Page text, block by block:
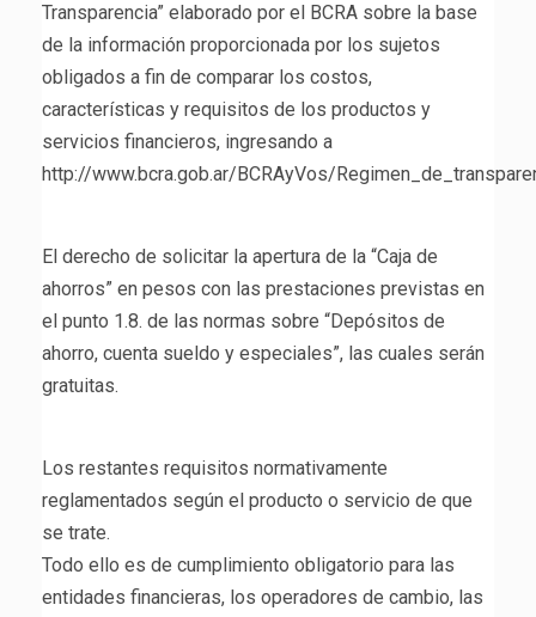
Transparencia” elaborado por el BCRA sobre la base
de la información proporcionada por los sujetos
obligados a fin de comparar los costos,
características y requisitos de los productos y
servicios financieros, ingresando a
http://www.bcra.gob.ar/BCRAyVos/
El derecho de solicitar la apertura de la “Caja de
ahorros” en pesos con las prestaciones previstas en
el punto 1.8. de las normas sobre “Depósitos de
ahorro, cuenta sueldo y especiales”, las cuales serán
gratuitas.
Los restantes requisitos normativamente
reglamentados según el producto o servicio de que
se trate.
Todo ello es de cumplimiento obligatorio para las
entidades financieras, los operadores de cambio, las